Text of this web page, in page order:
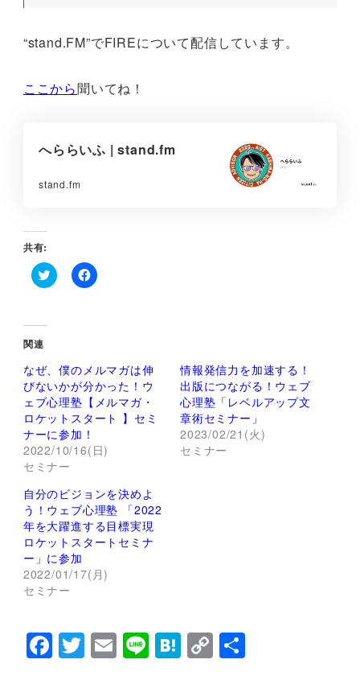
“stand.FM”でFIREについて配信しています。
ここから聞いてね！
へららいふ | stand.fm
stand.fm
共有:
ク
し
て
T
i
t
t
e
r
で
共
有
(
新
し
い
ウ
ィ
ン
ド
ウ
で
開
き
ま
す
F
で
共
有
す
る
に
は
ク
リ
て
く
だ
さ
い
(
新
し
い
ウ
で
開
関連
なぜ、僕のメルマガは伸
びないかが分かった！ウ
ェブ心理塾【メルマガ・
ロケットスタート 】セミ
ナーに参加！
2022/10/16(日)
セミナー
情報発信力を加速する！
出版につながる！ウェブ
心理塾「レベルアップ文
章術セミナー」
2023/02/21(火)
セミナー
自分のビジョンを決めよ
う！ウェブ心理塾 「2022
年を大躍進する目標実現
ロケットスタートセミナ
ー」に参加
2022/01/17(月)
セミナー
F T E Li H C 共